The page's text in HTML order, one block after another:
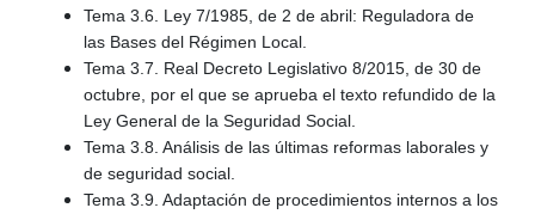
Tema 3.6. Ley 7/1985, de 2 de abril: Reguladora de
las Bases del Régimen Local.
Tema 3.7. Real Decreto Legislativo 8/2015, de 30 de
octubre, por el que se aprueba el texto refundido de la
Ley General de la Seguridad Social.
Tema 3.8. Análisis de las últimas reformas laborales y
de seguridad social.
Tema 3.9. Adaptación de procedimientos internos a los